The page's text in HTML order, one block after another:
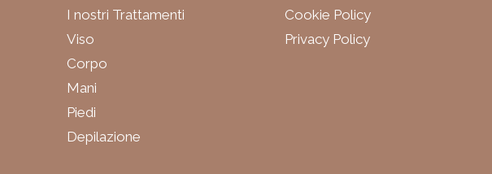
I nostri Trattamenti
Viso
Corpo
Mani
Piedi
Depilazione
Cookie Policy
Privacy Policy